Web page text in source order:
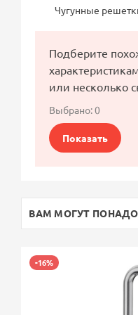
Чугунные
Подберите
или несколько
Выбрано:0
Показать
ВАМ МОГУТ
-16%